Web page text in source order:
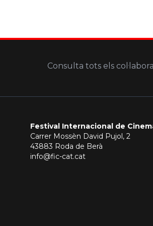
Consulta tots els
Festival Internacional de
Carrer Mossèn David Pujol, 2
43883 Roda de Berà
info@fic-cat.cat